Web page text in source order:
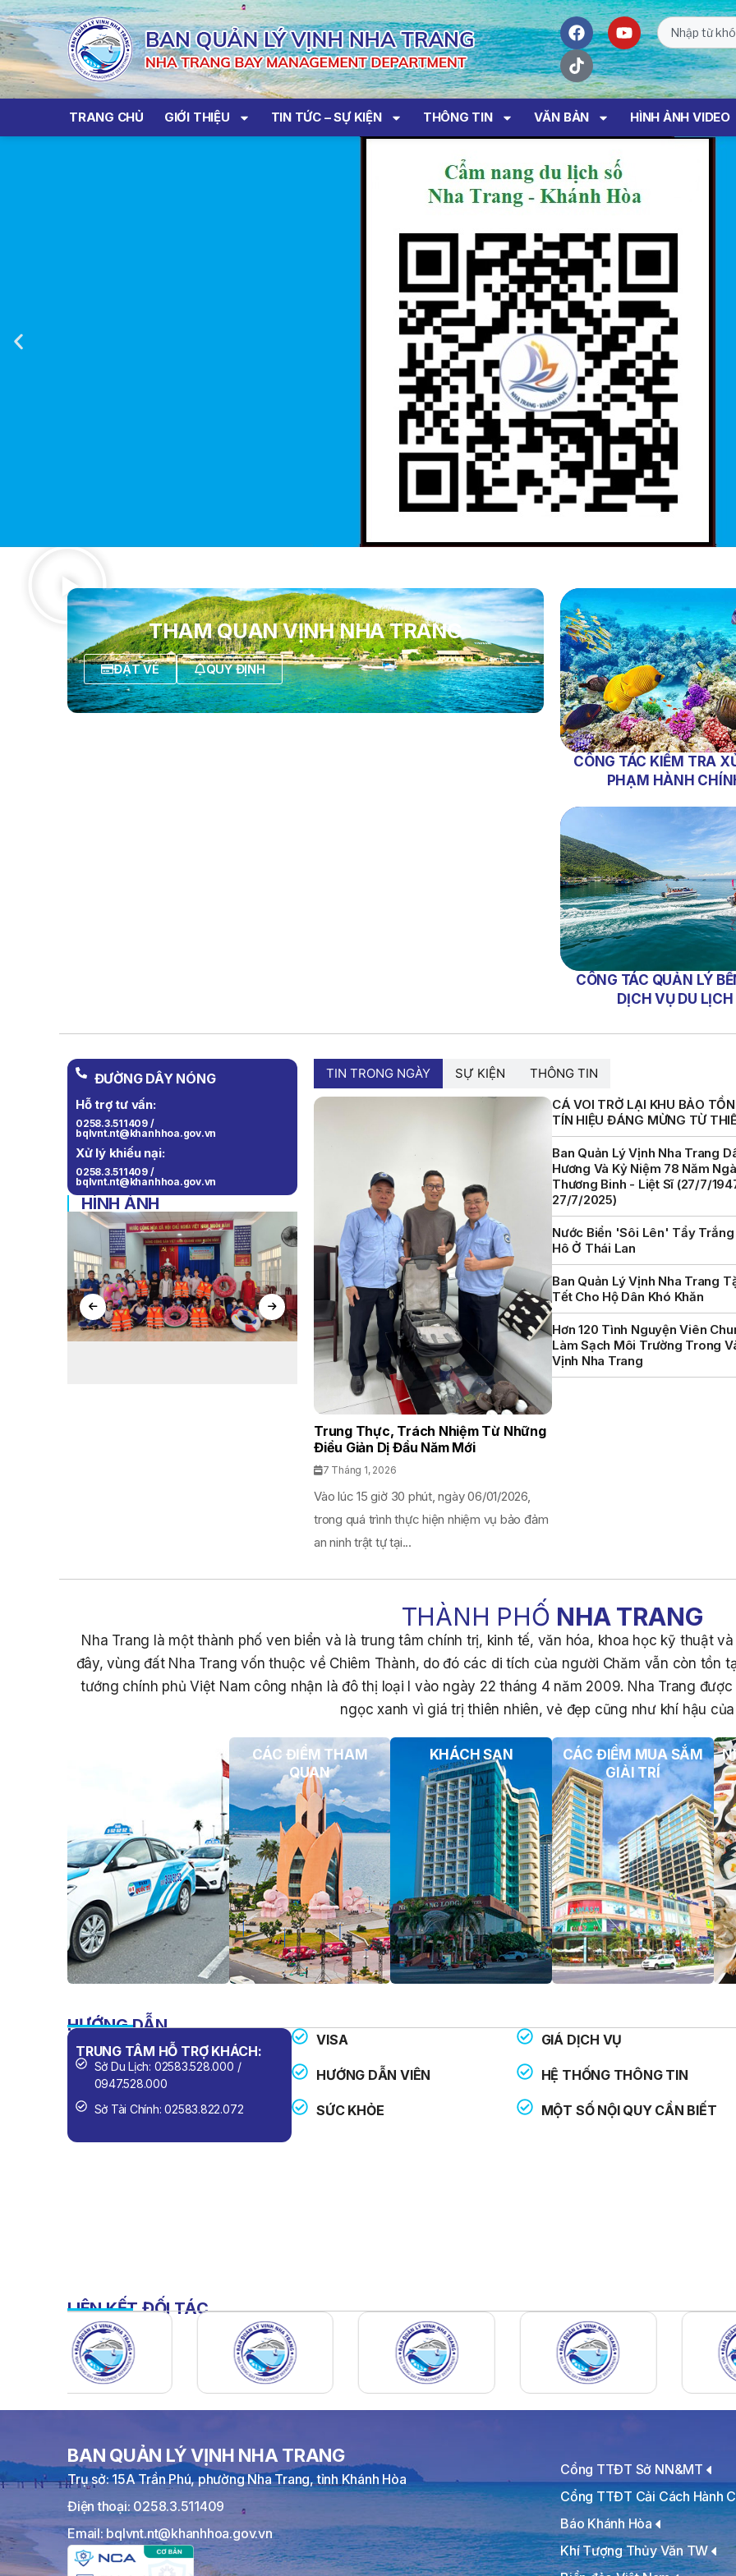
TRANG CHỦ GIỚI THIỆU TIN TỨC – SỰ KIỆN THÔNG TIN VĂN BẢN HÌNH ẢNH VIDEO
THAM QUAN VỊNH NHA TRANG
ĐẶT VÉ QUY ĐỊNH
CÔNG TÁC KIỂM TRA
PHẠM HÀNH
CÔNG TÁC QUẢN LÝ
DỊCH VỤ DU LỊCH
ĐƯỜNG DÂY NÓNG
Hỗ trợ tư vấn:
0258.3.511409 /
bqlvnt.nt@khanhhoa.gov.vn
Xử lý khiếu nại:
0258.3.511409 /
bqlvnt.nt@khanhhoa.gov.vn
HÌNH ẢNH
TIN TRONG NGÀY SỰ KIỆN THÔNG TIN
Trung Thực, Trách Nhiệm Từ Những
Điều Giản Dị Đầu Năm Mới
7 Tháng 1, 2026
Vào lúc 15 giờ 30 phút, ngày 06/01/2026,
trong quá trình thực hiện nhiệm vụ bảo đảm
an ninh trật tự tại...
CÁ VOI TRỞ LẠI KHU BẢO
TÍN HIỆU ĐÁNG MỪNG TỪ
Ban Quản Lý Vịnh Nha Trang
Hương Và Kỷ Niệm 78 Năm
Thương Binh - Liệt Sĩ (27/7/
27/7/2025)
Nước Biển 'sôi Lên' Tẩy Trắng
Hô Ở Thái Lan
Ban Quản Lý Vịnh Nha Trang
Tết Cho Hộ Dân Khó Khăn
Hơn 120 Tình Nguyện Viên
Làm Sạch Môi Trường Trong
Vịnh Nha Trang
THÀNH PHỐ NHA TRANG
Nha Trang là một thành phố ven biển và là trung tâm chính trị, kinh tế, văn hóa, khoa học kỹ thuật
đây, vùng đất Nha Trang vốn thuộc về Chiêm Thành, do đó các di tích của người Chăm vẫn còn tồn
tướng chính phủ Việt Nam công nhận là đô thị loại I vào ngày 22 tháng 4 năm 2009. Nha Trang
ngọc xanh vì giá trị thiên nhiên, vẻ đẹp cũng như khí hậu của
CÁC ĐIỂM THAM
QUAN
KHÁCH SẠN
CÁC ĐIỂM MUA SẮM
GIẢI TRÍ
HƯỚNG DẪN
TRUNG TÂM HỖ TRỢ KHÁCH:
Sở Du Lịch: 02583.528.000 /
0947.528.000
Sở Tài Chính: 02583.822.072
Công An: 113
Cấp Cứu: 115
VISA
HƯỚNG DẪN VIÊN
SỨC KHỎE
GIÁ DỊCH VỤ
HỆ THỐNG THÔNG TIN
MỘT SỐ NỘI QUY CẦN BIẾT
LIÊN KẾT ĐỐI TÁC
BAN QUẢN LÝ VỊNH NHA TRANG
Trụ sở: 15A Trần Phú, phường Nha Trang, tỉnh Khánh Hòa
Điện thoại: 0258.3.511409
Email: bqlvnt.nt@khanhhoa.gov.vn
Cổng TTĐT Sở NN&MT
Cổng TTĐT Cải Cách Hành
Báo Khánh Hòa
Khí Tượng Thủy Văn TW